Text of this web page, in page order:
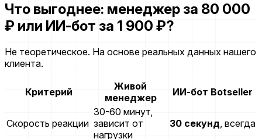
Что выгоднее: менеджер за 80 000
₽ или ИИ-бот за 1 900 ₽?
Не теоретическое. На основе реальных данных нашего
клиента.
Критерий
Живой
менеджер
ИИ-бот Botseller
Скорость реакции
30-60 минут,
зависит от
нагрузки
30 секунд, всегда